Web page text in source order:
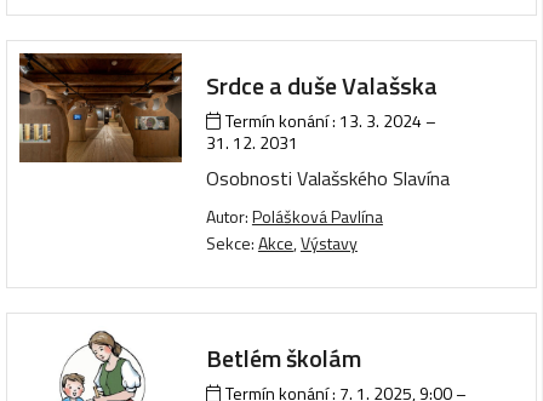
Srdce a duše Valašska
Termín konání : 13. 3. 2024–
31. 12. 2031
Osobnosti Valašského Slavína
Autor:Polášková Pavlína
Sekce:Akce,Výstavy
Betlém školám
Termín konání : 7. 1. 2025, 9:00–